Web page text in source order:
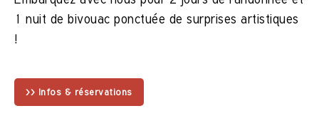
1 nuit de bivouac ponctuée de surprises artistiques
!
>> Infos & réservations